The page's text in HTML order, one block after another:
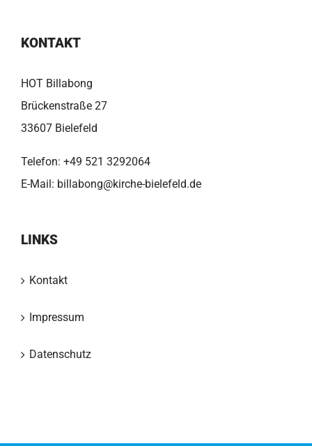
KONTAKT
HOT Billabong
Brückenstraße 27
33607 Bielefeld
Telefon: +49 521 3292064
E-Mail: billabong@kirche-bielefeld.de
LINKS
Kontakt
Impressum
Datenschutz